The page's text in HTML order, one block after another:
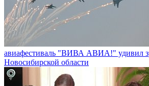
авиафестиваль "ВИВА АВИА!" удивил
Новосибирской области